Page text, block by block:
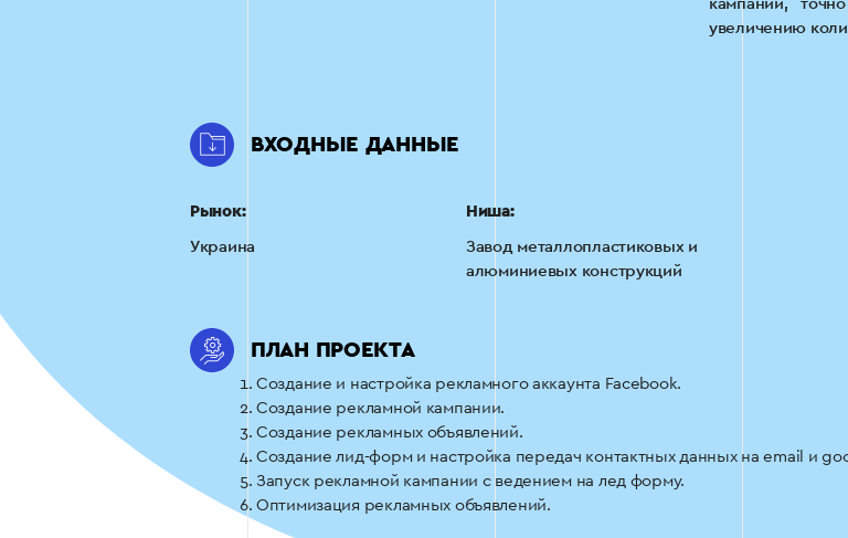
кампании,
увеличению
ВХОДНЫЕ ДАННЫЕ
Рынок:
Украина
Ниша:
Завод металлопластиковых и
алюминиевых конструкций
ПЛАН ПРОЕКТА
Создание и настройка рекламного аккаунта Facebook.
Создание рекламной кампании.
Создание рекламных объявлений.
Создание лид-форм и настройка передач контактных данных на email и
Запуск рекламной кампании с ведением на лед форму.
Оптимизация рекламных объявлений.